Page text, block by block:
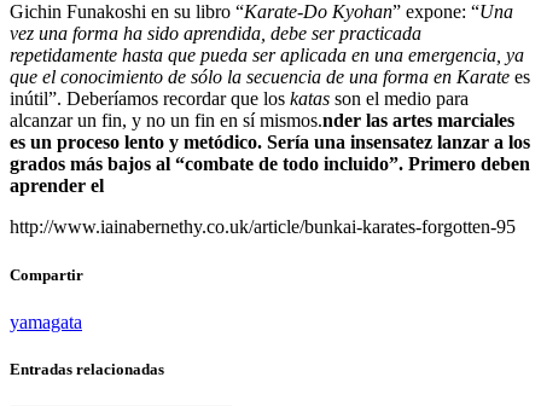
Gichin Funakoshi en su libro “Karate-Do Kyohan” expone: “Una
vez una forma ha sido aprendida, debe ser practicada
repetidamente hasta que pueda ser aplicada en una emergencia, ya
que el conocimiento de sólo la secuencia de una forma en Karate es
inútil”. Deberíamos recordar que los katas son el medio para
alcanzar un fin, y no un fin en sí mismos.nder las artes marciales
es un proceso lento y metódico. Sería una insensatez lanzar a los
grados más bajos al “combate de todo incluido”. Primero deben
aprender el
http://www.iainabernethy.co.uk/article/bunkai-karates-forgotten-95
Compartir
yamagata
Entradas relacionadas